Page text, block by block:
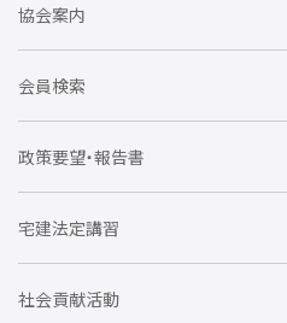
要望活動に参加しよう
住宅瑕疵担保責任保険割引制度
全住協NET
不動産後見アドバイザー資格講習
会
全住協ビジネスショップ
協会案内
運営組織
トライアル会員制度
会員検索
企業会員
賛助会員
政策要望・報告書
住宅・土地税制改正要望
優良事業表彰
宅建法定講習
社会貢献活動